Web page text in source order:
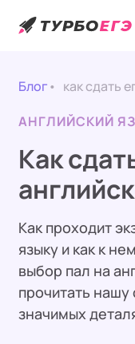
Блог
как сдать
АНГЛИЙСКИЙ
Как
Как проходит
языку и как к
выбор пал на
прочитать
значимых